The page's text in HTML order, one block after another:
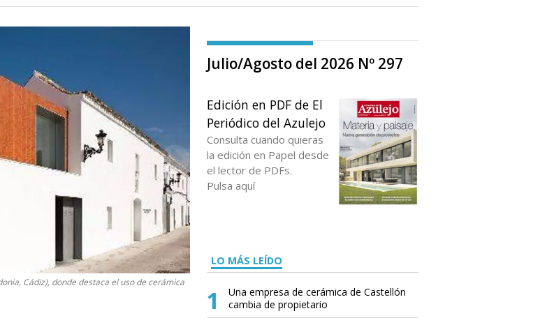
Cádiz), donde destaca el uso de cerámica
Julio/Agosto del 2026 Nº 297
Edición en PDF de El
Periódico del Azulejo
Consulta cuando quieras
la edición en Papel desde
el lector de PDFs.
Pulsa aquí
LO MÁS LEÍDO
1
Una empresa de cerámica de Castellón
cambia de propietario